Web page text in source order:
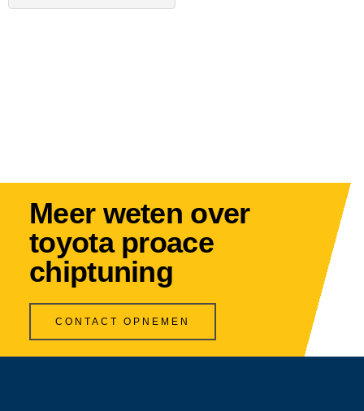
Meer weten over
toyota proace
chiptuning
CONTACT OPNEMEN